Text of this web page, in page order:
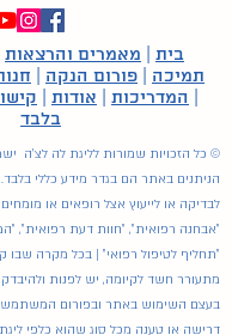
קצרות לשאלות
בית מאמרים והרצאות
תמיכה
פורום הנקה
המדריכות אודות
בלבד
© כל הזכויות שמורות לליגת לה לצ'ה
הניתנים באתר הם בגדר מידע כללי
לבדיקה או לייעוץ אצל רופאים או
"אבחנה רפואית", "חוות דעת רפואית",
"תחליף לטיפול רפואי" | בכל מקרה שבו
מתעורר חשד לקיומה, יש לפנות
בעצם השימוש באתר ובפורום
דרישה או טענה מכל סוג שהוא כלפי